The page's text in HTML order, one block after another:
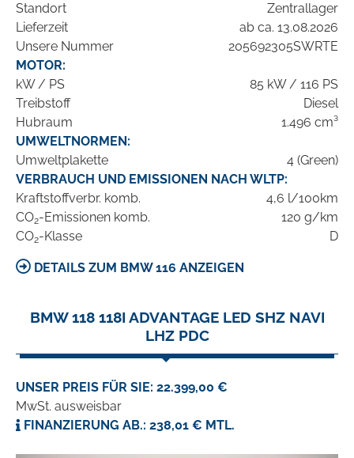
Standort
Zentrallager
Lieferzeit
ab ca. 13.08.2026
Unsere Nummer
205692305SWRTE
MOTOR:
kW / PS
85 kW / 116 PS
Treibstoff
Diesel
Hubraum
1.496 cm³
UMWELTNORMEN:
Umweltplakette
4 (Green)
VERBRAUCH UND EMISSIONEN NACH WLTP:
Kraftstoffverbr. komb.
4,6 l/100km
CO2-Emissionen komb.
120 g/km
CO2-Klasse D
DETAILS ZUM BMW 116 ANZEIGEN
BMW 118 118I ADVANTAGE LED SHZ NAVI
LHZ PDC
UNSER PREIS FÜR SIE: 22.399,00 €
MwSt. ausweisbar
FINANZIERUNG AB.: 238,01 € MTL.